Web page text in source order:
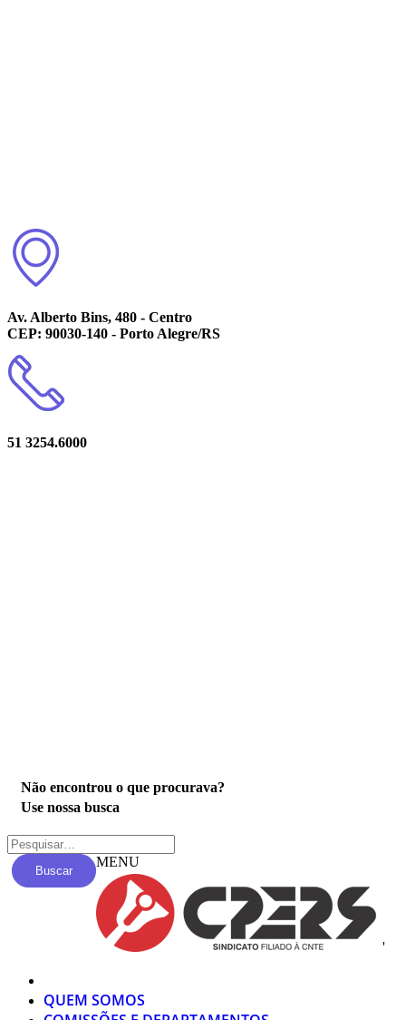
Av. Alberto Bins, 480 - Centro
CEP: 90030-140 - Porto Alegre/RS
51 3254.6000
Não encontrou o que procurava?
Use nossa busca
Buscar
MENU
'
QUEM SOMOS